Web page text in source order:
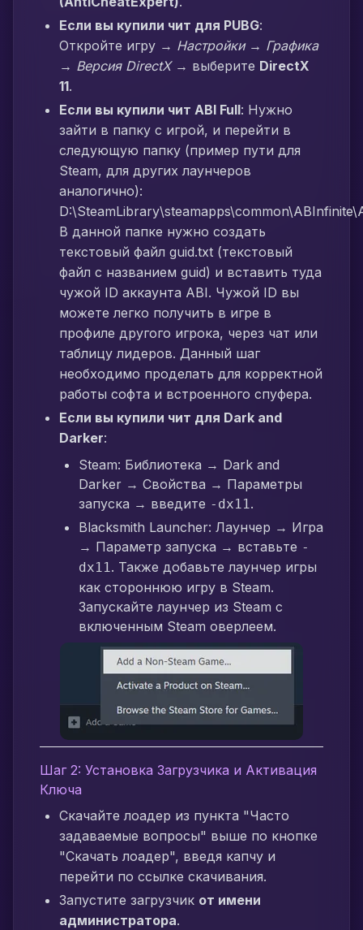
Если вы купили чит для PUBG:
Откройте игру → Настройки → Графика
→ Версия DirectX→ выберите DirectX
11.
Если вы купили чит ABI Full: Нужно
зайти в папку с игрой, и перейти в
следующую папку (пример пути для
Steam, для других лаунчеров
аналогично):
В данной папке нужно создать
текстовый файл guid.txt (текстовый
файл с названием guid) и вставить туда
чужой ID аккаунта ABI. Чужой ID вы
можете легко получить в игре в
профиле другого игрока, через чат или
таблицу лидеров. Данный шаг
необходимо проделать для корректной
работы софта и встроенного спуфера.
Если вы купили чит для Dark and
Darker:
Steam: Библиотека → Dark and
Darker → Свойства → Параметры
запуска → введите -dx11.
Blacksmith Launcher: Лаунчер → Игра
→ Параметр запуска → вставьте -
dx11. Также добавьте лаунчер игры
как стороннюю игру в Steam.
Запускайте лаунчер из Steam с
включенным Steam оверлеем.
Шаг 2: Установка Загрузчика и Активация
Ключа
Скачайте лоадер из пункта "Часто
задаваемые вопросы" выше по кнопке
"Скачать лоадер", введя капчу и
перейти по ссылке скачивания.
Запустите загрузчик от имени
администратора.